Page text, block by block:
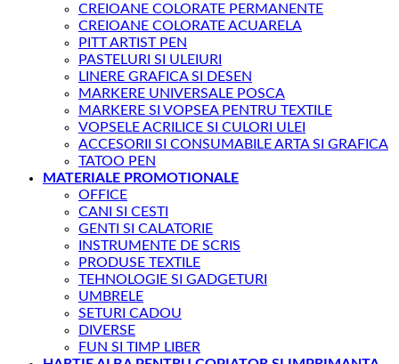
CREIOANE COLORATE PERMANENTE
CREIOANE COLORATE ACUARELA
PITT ARTIST PEN
PASTELURI SI ULEIURI
LINERE GRAFICA SI DESEN
MARKERE UNIVERSALE POSCA
MARKERE SI VOPSEA PENTRU TEXTILE
VOPSELE ACRILICE SI CULORI ULEI
ACCESORII SI CONSUMABILE ARTA SI GRAFICA
TATOO PEN
MATERIALE PROMOTIONALE
OFFICE
CANI SI CESTI
GENTI SI CALATORIE
INSTRUMENTE DE SCRIS
PRODUSE TEXTILE
TEHNOLOGIE SI GADGETURI
UMBRELE
SETURI CADOU
DIVERSE
FUN SI TIMP LIBER